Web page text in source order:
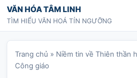
Chuyển tới nội dung
VĂN HÓA TÂM LINH
TÌM HIỂU VĂN HOÁ TÍN NGƯỠNG
Trang chủ » Niềm tin về Thiên thần
Công giáo